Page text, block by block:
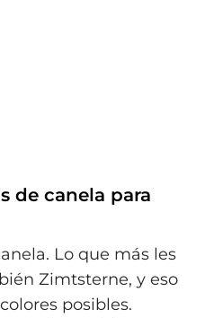
de canela para
Lo que más les
Zimtsterne, y eso
posibles.